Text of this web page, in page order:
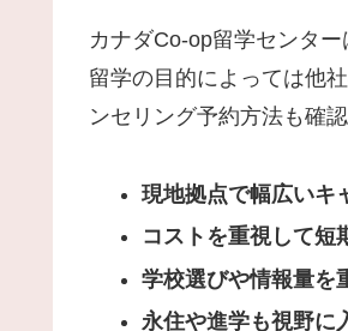
カナダCo-op留学センタ
留学の目的によっては他
ンセリング予約方法も確
現地拠点で幅広いキ
コストを重視して短
学校選びや情報量を
永住や進学も視野に